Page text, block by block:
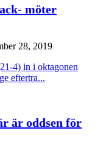
möter
28, 2019
4) in i oktagonen
eftertra...
är oddsen för